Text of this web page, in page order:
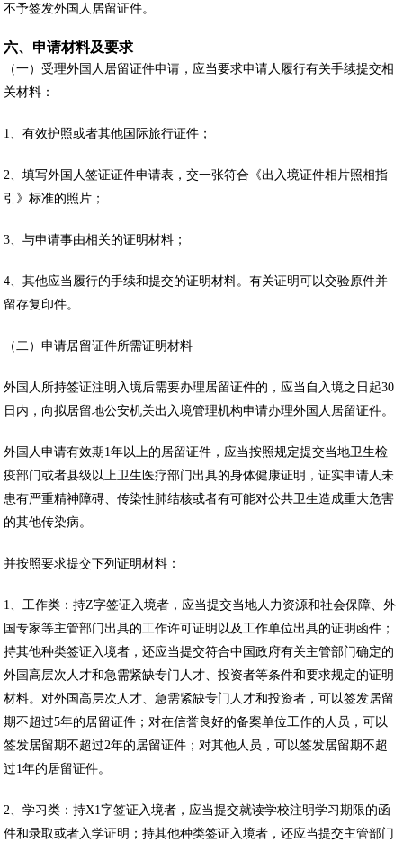
不予签发外国人居留证件。
六、申请材料及要求
（一）受理外国人居留证件申请，应当要求申请人履行有关手续提交相
关材料：
1、有效护照或者其他国际旅行证件；
2、填写外国人签证证件申请表，交一张符合《出入境证件相片照相指
引》标准的照片；
3、与申请事由相关的证明材料；
4、其他应当履行的手续和提交的证明材料。有关证明可以交验原件并
留存复印件。
（二）申请居留证件所需证明材料
外国人所持签证注明入境后需要办理居留证件的，应当自入境之日起30
日内，向拟居留地公安机关出入境管理机构申请办理外国人居留证件。
外国人申请有效期1年以上的居留证件，应当按照规定提交当地卫生检
疫部门或者县级以上卫生医疗部门出具的身体健康证明，证实申请人未
患有严重精神障碍、传染性肺结核或者有可能对公共卫生造成重大危害
的其他传染病。
并按照要求提交下列证明材料：
1、工作类：持Z字签证入境者，应当提交当地人力资源和社会保障、外
国专家等主管部门出具的工作许可证明以及工作单位出具的证明函件；
持其他种类签证入境者，还应当提交符合中国政府有关主管部门确定的
外国高层次人才和急需紧缺专门人才、投资者等条件和要求规定的证明
材料。对外国高层次人才、急需紧缺专门人才和投资者，可以签发居留
期不超过5年的居留证件；对在信誉良好的备案单位工作的人员，可以
签发居留期不超过2年的居留证件；对其他人员，可以签发居留期不超
过1年的居留证件。
2、学习类：持X1字签证入境者，应当提交就读学校注明学习期限的函
件和录取或者入学证明；持其他种类签证入境者，还应当提交主管部门